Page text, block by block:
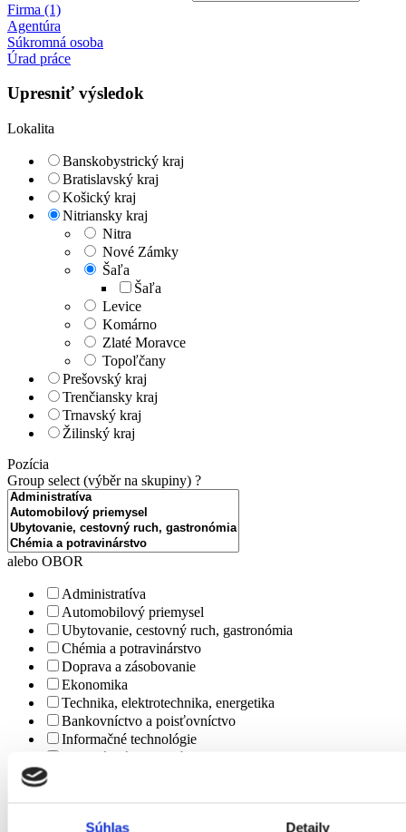
Súhlas Detaily
Firma (1)
Agentúra
Súkromná osoba
Úrad práce
Upresniť výsledok
Lokalita
Banskobystrický kraj
Bratislavský kraj
Košický kraj
Nitriansky kraj
Nitra
Nové Zámky
Šaľa
Šaľa
Levice
Komárno
Zlaté Moravce
Topoľčany
Prešovský kraj
Trenčiansky kraj
Trnavský kraj
Žilinský kraj
Pozícia
Group select (výběr na skupiny) ?
alebo OBOR
Administratíva
Automobilový priemysel
Ubytovanie, cestovný ruch, gastronómia
Chémia a potravinárstvo
Doprava a zásobovanie
Ekonomika
Technika, elektrotechnika, energetika
Bankovníctvo a poisťovníctvo
Informačné technológie
Tvorivá práca a kultúra